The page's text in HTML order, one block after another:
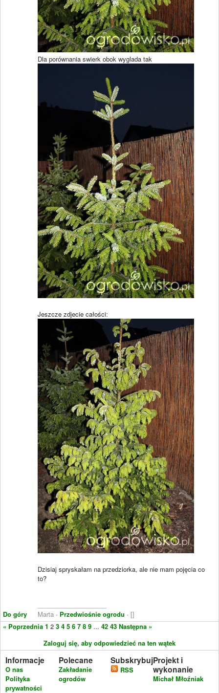
Do góry
Dla porównania swierk obok wyglada tak
Jeszcze zdjecie całości:
Dzisiaj spryskałam na przedziorka, ale nie mam pojęcia co
to?
Marta - Przedwiośnie ogrodu - []
« Poprzednia 1 2 3 4 5 6 7 8 9 ... 42 43 Następna »
Zaloguj się, aby odpowiedzieć na ten wątek
Informacje
O nas
Polityka
prywatności
Polecane
Zakładanie
ogrodów
Subskrybuj
RSS
Projekt i
wykonanie
Michał Młoźniak